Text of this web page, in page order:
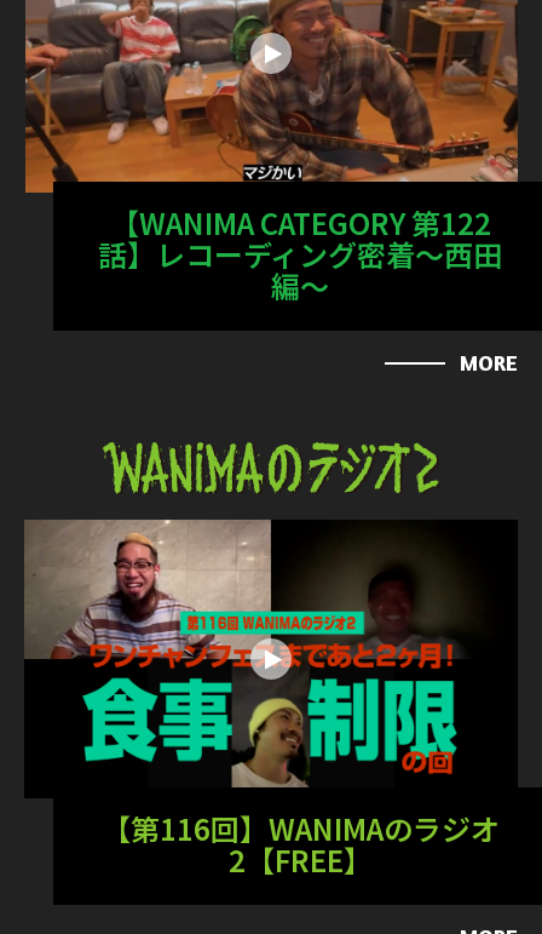
【WANIMA CATEGORY 第122
話】レコーディング密着〜西田
編〜
MORE
【第116回】WANIMAのラジオ
2【FREE】